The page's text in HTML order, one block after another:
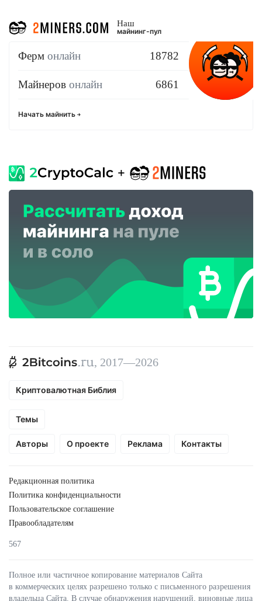
Наш
майнинг-пул
Ферм онлайн 18782
Майнеров онлайн 6861
Начать майнить
, 2017—2026
Криптовалютная Библия
Темы
Авторы О проекте Реклама Контакты
Редакционная политика
Политика конфиденциальности
Пользовательское соглашение
Правообладателям
567
Полное или частичное копирование материалов Сайта
в коммерческих целях разрешено только с письменного разрешения
владельца Сайта. В случае обнаружения нарушений, виновные лица